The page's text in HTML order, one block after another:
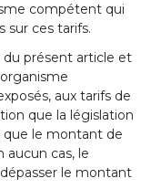
compétent qui
sur ces tarifs.
du présent article et
aux tarifs de
que la législation
le montant de
aucun cas, le
le montant